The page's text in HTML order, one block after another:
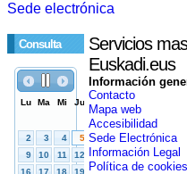
Sede electrónica
Consulta
Servicios
Euskadi.eus
Información
Contacto
Mapa web
Accesibilidad
Sede Electrónica
Información Legal
Política de cookies